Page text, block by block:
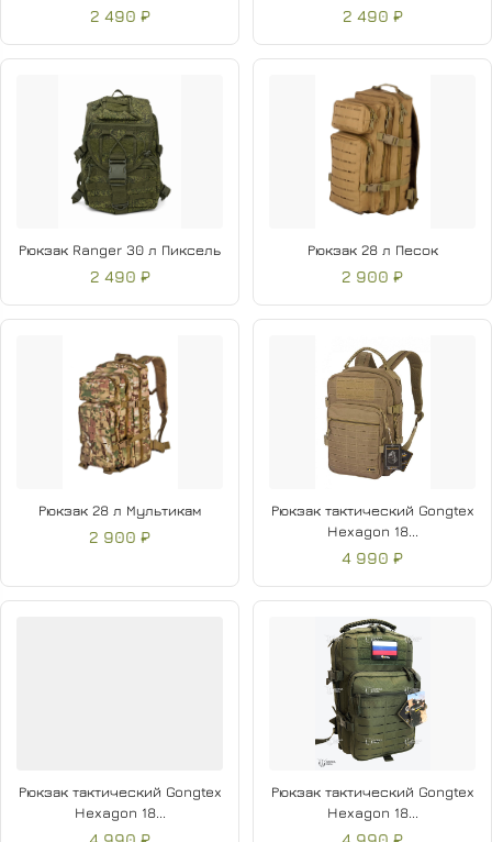
2 490 ₽ 2 490 ₽
Рюкзак Ranger 30 л Пиксель
2 490 ₽
Рюкзак 28 л Песок
2 900 ₽
Рюкзак 28 л Мультикам
2 900 ₽
Рюкзак тактический Gongtex
Hexagon 18...
4 990 ₽
Рюкзак тактический Gongtex
Hexagon 18...
Рюкзак тактический Gongtex
Hexagon 18...